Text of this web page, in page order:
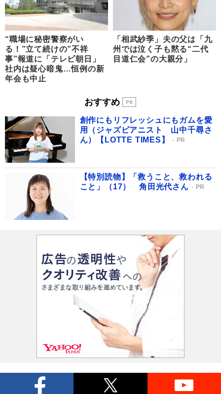
“職場に秘密警察がい
る！”立て続けの”不祥
事”報道に「テレビ朝日」
社内は疑心暗鬼…恒例の新
年会も中止
「相武紗季」夫の父は「九
州では泣く子も黙る“二代
目道仁会”の大親分」
おすすめ
創作にもリフレッシュにもガムを愛
用（ジャズピアニスト 山中千尋さ
ん）【LOTTE TIMES】
PR
【特別読物】「救うこと、救われる
こと」（17） 角田光代さん
PR